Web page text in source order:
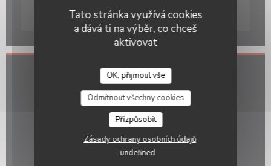
Tato stránka využívá cookies
a dává ti na výběr, co chceš
aktivovat
OK, přijmout vše
Odmítnout všechny cookies
Přizpůsobit
Zásady ochrany osobních údajů
undefined
Waze Map je vypnutý. Povolit
Obecné informace
Kuchyně
Pizza au feu de bois
Typ podniku
Služby